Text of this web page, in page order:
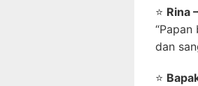
⭐ Rina
dan
⭐